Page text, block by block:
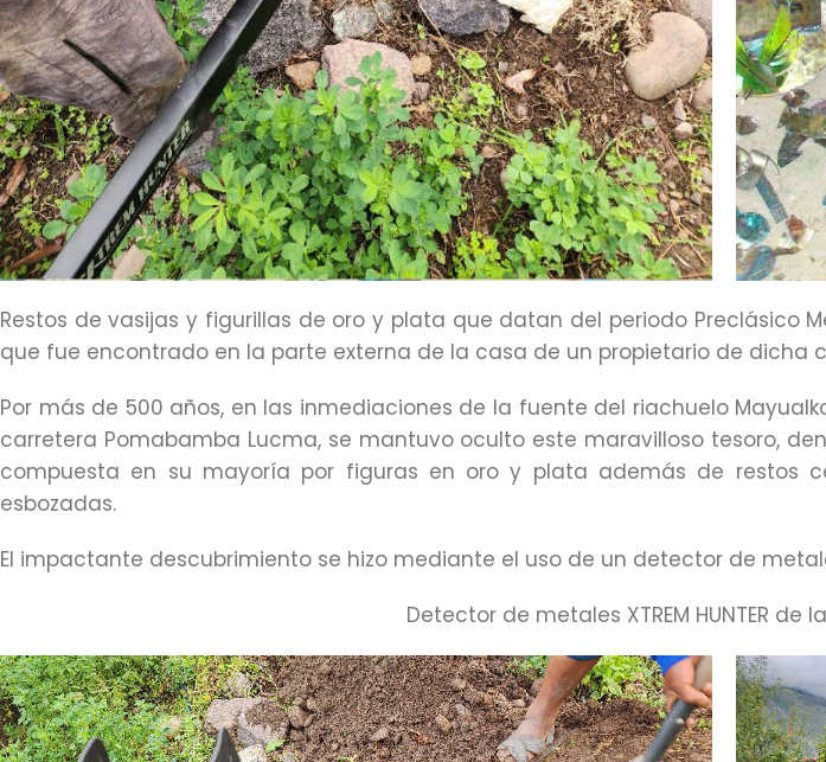
Restos de vasijas y figurillas de oro y plata que datan del periodo Preclásico
que fue encontrado en la parte externa de la casa de un propietario de dicha
Por más de 500 años, en las inmediaciones de la fuente del riachuelo
carretera Pomabamba Lucma, se mantuvo oculto este maravilloso tesoro,
compuesta en su mayoría por figuras en oro y plata además de restos
esbozadas.
El impactante descubrimiento se hizo mediante el uso de un detector de
Detector de metales XTREM HUNTER de